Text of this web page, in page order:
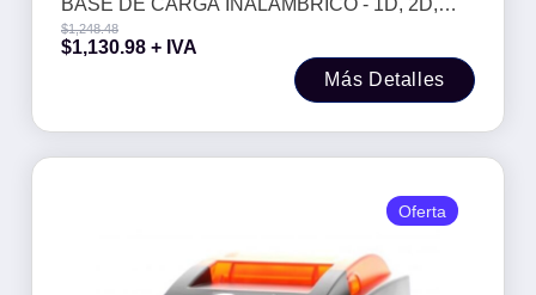
2DMFE
BASE DE CARGA INALAMBRICO - 1D, 2D,
BIDIMENSIONALES, 16HRS D ETRABAJO, BT
$1,248.48
$1,130.98 + IVA
Más Detalles
Oferta